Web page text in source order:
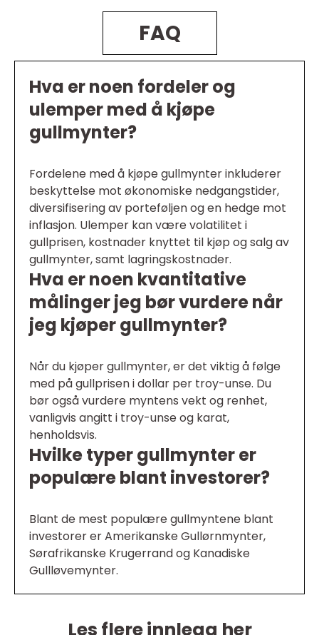
FAQ
Hva er noen fordeler og
ulemper med å kjøpe
gullmynter?
Fordelene med å kjøpe gullmynter inkluderer
beskyttelse mot økonomiske nedgangstider,
diversifisering av porteføljen og en hedge mot
inflasjon. Ulemper kan være volatilitet i
gullprisen, kostnader knyttet til kjøp og salg av
gullmynter, samt lagringskostnader.
Hva er noen kvantitative
målinger jeg bør vurdere når
jeg kjøper gullmynter?
Når du kjøper gullmynter, er det viktig å følge
med på gullprisen i dollar per troy-unse. Du
bør også vurdere myntens vekt og renhet,
vanligvis angitt i troy-unse og karat,
henholdsvis.
Hvilke typer gullmynter er
populære blant investorer?
Blant de mest populære gullmyntene blant
investorer er Amerikanske Gullørnmynter,
Sørafrikanske Krugerrand og Kanadiske
Gullløvemynter.
Les flere innlegg her